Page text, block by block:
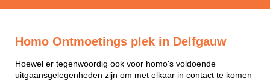
Homo Ontmoetings plek in Delfgauw
Hoewel er tegenwoordig ook voor homo's voldoende
uitgaansgelegenheden zijn om met elkaar in contact te komen